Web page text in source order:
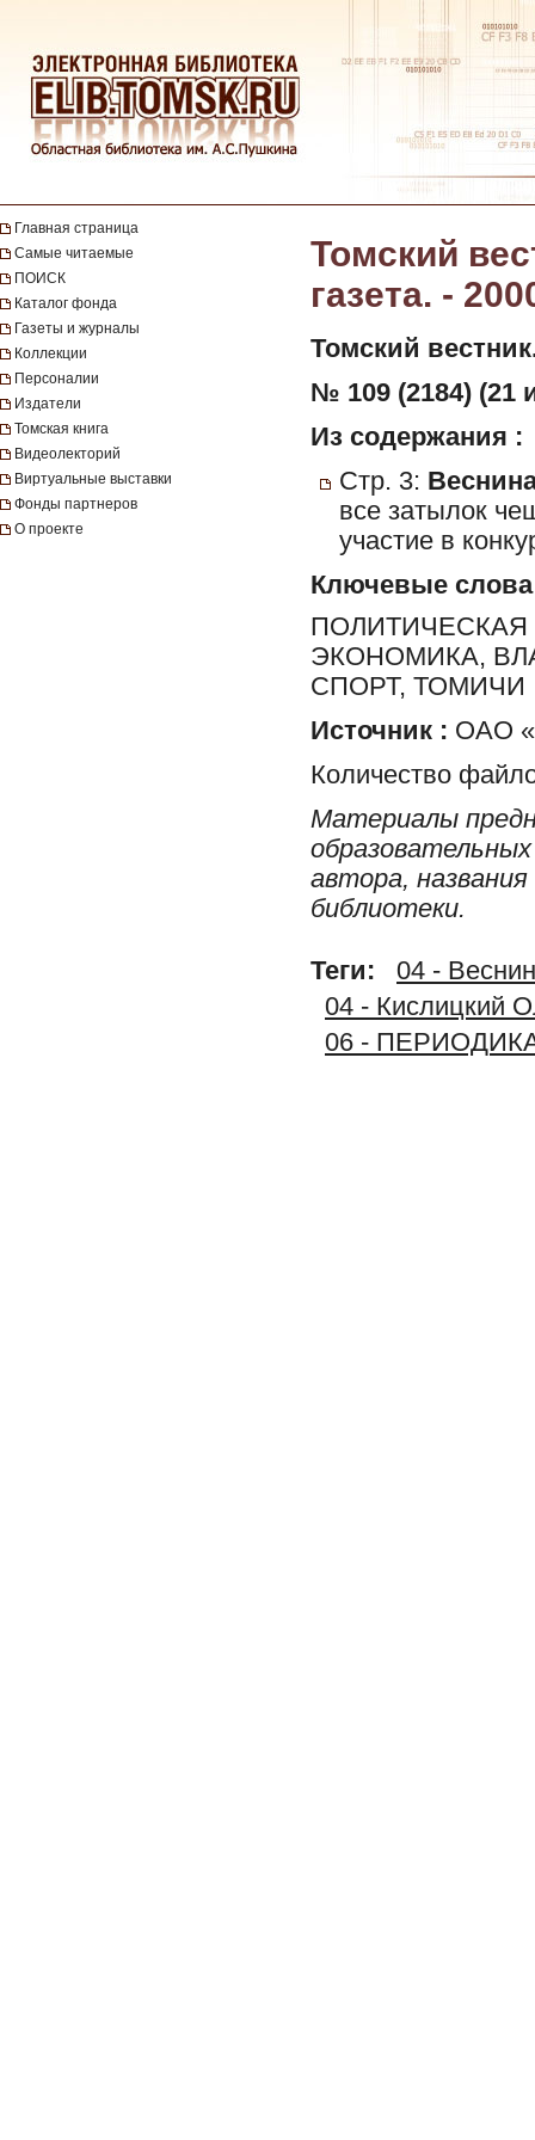
Главная страница
Самые читаемые
ПОИСК
Каталог фонда
Газеты и журналы
Коллекции
Персоналии
Издатели
Томская книга
Видеолекторий
Виртуальные выставки
Фонды партнеров
О проекте
Томский
газета. -
Томский
№ 109 (2184) (21
Из содержания :
Стр. 3:
все затылок
участие в
Ключевые слова
ЭКОНОМИКА,
СПОРТ, ТОМИЧИ
Источник : ОАО
Количество
Материалы
автора,
библиотеки.
Теги:
04 -
04 - Кислицкий
06 -